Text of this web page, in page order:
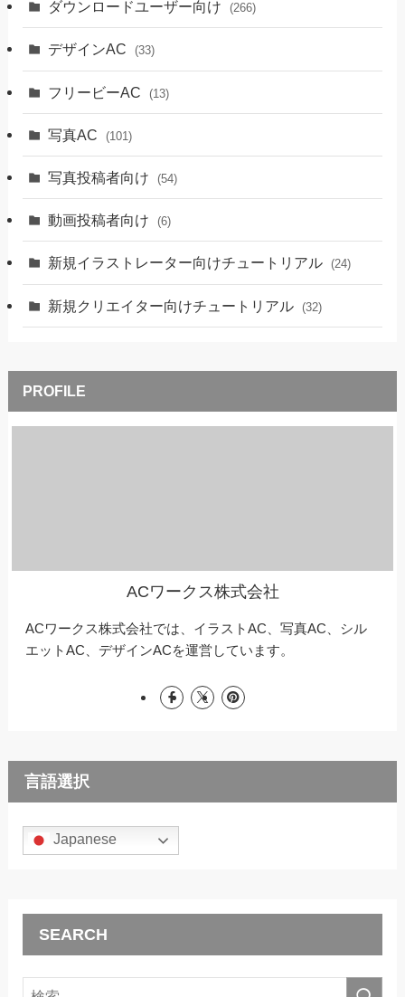
ダウンロードユーザー向け (266)
デザインAC (33)
フリービーAC (13)
写真AC (101)
写真投稿者向け (54)
動画投稿者向け (6)
新規イラストレーター向けチュートリアル (24)
新規クリエイター向けチュートリアル (32)
ACワークス株式会社
ACワークス株式会社では、イラストAC、写真AC、シル
エットAC、デザインACを運営しています。
言語選択
Japanese
SEARCH